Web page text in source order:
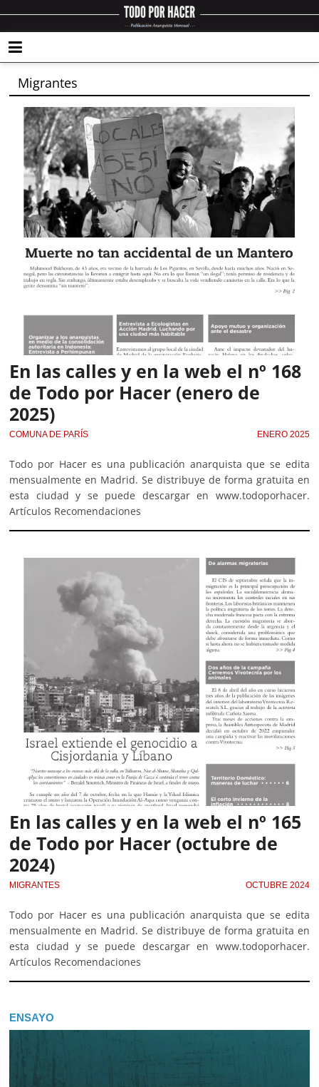
Migrantes
En las calles y en la web el nº 168
de Todo por Hacer (enero de
2025)
COMUNA DE PARÍS ENERO 2025
Todo por Hacer es una publicación anarquista que se edita
mensualmente en Madrid. Se distribuye de forma gratuita en
esta ciudad y se puede descargar en www.todoporhacer.
Artículos Recomendaciones
En las calles y en la web el nº 165
de Todo por Hacer (octubre de
2024)
MIGRANTES OCTUBRE 2024
Todo por Hacer es una publicación anarquista que se edita
mensualmente en Madrid. Se distribuye de forma gratuita en
esta ciudad y se puede descargar en www.todoporhacer.
Artículos Recomendaciones
ENSAYO